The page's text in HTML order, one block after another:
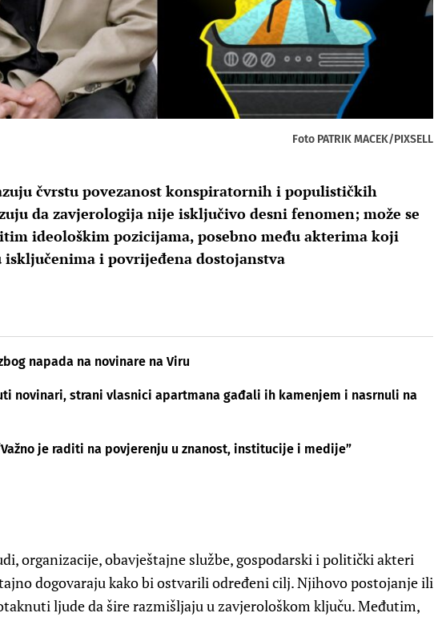
Foto PATRIK MACEK/PIXSELL
čvrstu povezanost konspiratornih i populističkih
da zavjerologija nije isključivo desni fenomen; može se
ideološkim pozicijama, posebno među akterima koji
isključenima i povrijeđena dostojanstva
napada na novinare na Viru
novinari, strani vlasnici apartmana gađali ih kamenjem i nasrnuli na
je raditi na povjerenju u znanost, institucije i medije”
organizacije, obavještajne službe, gospodarski i politički akteri
dogovaraju kako bi ostvarili određeni cilj. Njihovo postojanje ili
ljude da šire razmišljaju u zavjerološkom ključu. Međutim,